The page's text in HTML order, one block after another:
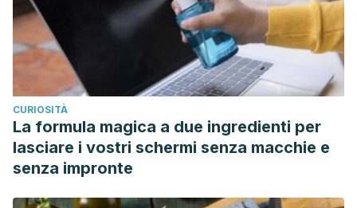
CURIOSITÀ
La formula magica a due ingredienti per
lasciare i vostri schermi senza macchie e
senza impronte